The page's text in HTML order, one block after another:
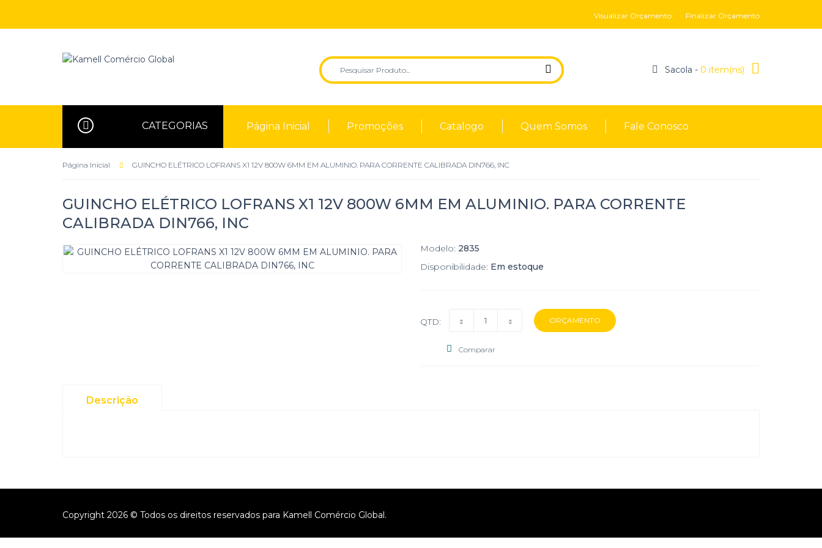
Visualizar Orçamento Finalizar Orçamento
Sacola - 0 item(ns)
CATEGORIAS Página Inicial Promoções Catalogo Quem Somos Fale Conosco
Página Inicial GUINCHO ELÉTRICO LOFRANS X1 12V 800W 6MM EM ALUMINIO. PARA CORRENTE CALIBRADA DIN766, INC
GUINCHO ELÉTRICO LOFRANS X1 12V 800W 6MM EM ALUMINIO. PARA CORRENTE
CALIBRADA DIN766, INC
Modelo: 2835
Disponibilidade: Em estoque
QTD:
Comparar
Descrição
Copyright 2026 © Todos os direitos reservados para Kamell Comércio Global.